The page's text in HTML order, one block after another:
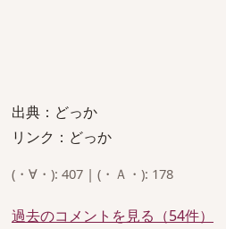
出典：どっか
リンク：どっか
(・∀・): 407 | (・Ａ・): 178
過去のコメントを見る（54件）